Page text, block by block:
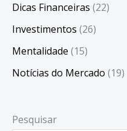
Dicas Financeiras (22)
Investimentos (26)
Mentalidade (15)
Notícias do Mercado (19)
Pesquisar